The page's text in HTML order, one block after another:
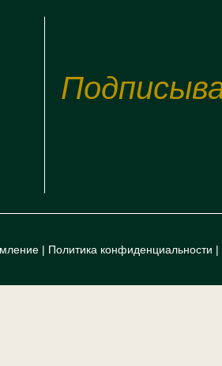
| Политика конфиденциальности |